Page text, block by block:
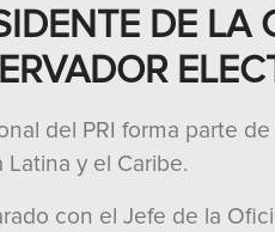
DE LA
del PRI forma parte
y el Caribe.
con el Jefe de la